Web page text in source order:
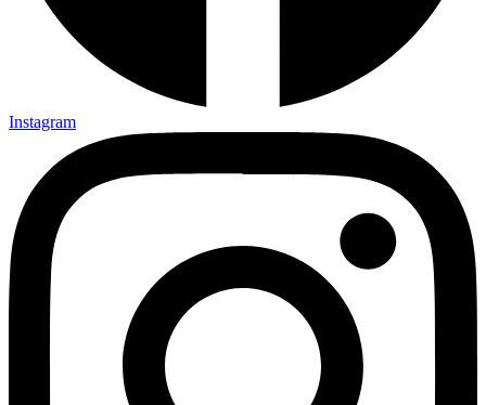
Instagram